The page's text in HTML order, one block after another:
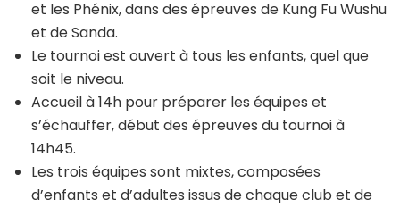
et les Phénix, dans des épreuves de Kung Fu Wushu
et de Sanda.
Le tournoi est ouvert à tous les enfants, quel que
soit le niveau.
Accueil à 14h pour préparer les équipes et
s’échauffer, début des épreuves du tournoi à
14h45.
Les trois équipes sont mixtes, composées
d’enfants et d’adultes issus de chaque club et de